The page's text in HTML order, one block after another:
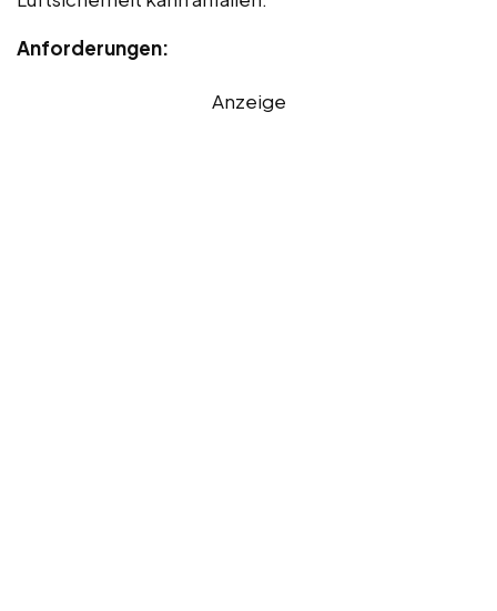
Anforderungen:
Anzeige